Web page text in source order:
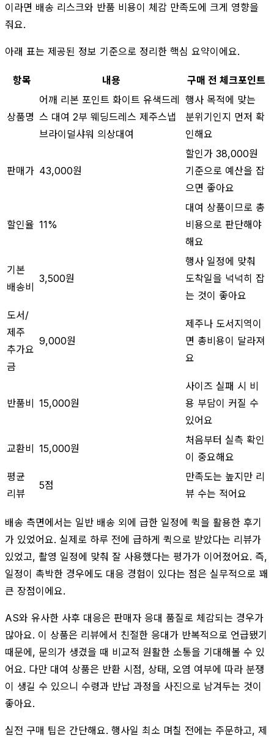
이라면 배송 리스크와 반품 비용이 체감 만족도에 크게 영향을
줘요.
아래 표는 제공된 정보 기준으로 정리한 핵심 요약이에요.
항목 내용 구매 전 체크포인트
상품명
어깨 리본 포인트 화이트 유색드레
스 대여 2부 웨딩드레스 제주스냅
브라이덜샤워 의상대여
행사 목적에 맞는
분위기인지 먼저 확
인해요
판매가 43,000원
할인가 38,000원
기준으로 예산을 잡
으면 좋아요
할인율 11%
대여 상품이므로 총
비용으로 판단해야
해요
기본
배송비
3,500원
행사 일정에 맞춰
도착일을 넉넉히 잡
는 것이 좋아요
도서/
제주
추가요
금
9,000원
제주나 도서지역이
면 총비용이 달라져
요
반품비 15,000원
사이즈 실패 시 비
용 부담이 커질 수
있어요
교환비 15,000원
처음부터 실측 확인
이 중요해요
평균
리뷰
5점
만족도는 높지만 리
뷰 수는 적어요
배송 측면에서는 일반 배송 외에 급한 일정에 퀵을 활용한 후기
가 있었어요. 실제로 하루 전에 급하게 퀵으로 받았다는 리뷰가
있었고, 촬영 일정에 맞춰 잘 사용했다는 평가가 이어졌어요. 즉,
일정이 촉박한 경우에도 대응 경험이 있다는 점은 실무적으로 꽤
큰 장점이에요.
AS와 유사한 사후 대응은 판매자 응대 품질로 체감되는 경우가
많아요. 이 상품은 리뷰에서 친절한 응대가 반복적으로 언급됐기
때문에, 문의가 생겼을 때 비교적 원활한 소통을 기대해볼 수 있
어요. 다만 대여 상품은 반환 시점, 상태, 오염 여부에 따라 분쟁
이 생길 수 있으니 수령과 반납 과정을 사진으로 남겨두는 것이
좋아요.
실전 구매 팁은 간단해요. 행사일 최소 며칠 전에는 주문하고, 제